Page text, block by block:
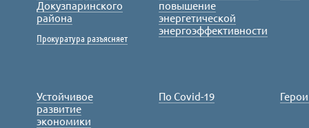
Докузпаринского
района
Прокуратура разъясняет
повышение
энергетической
энергоэффективности
Устойчивое
развитие
экономики
По Covid-19